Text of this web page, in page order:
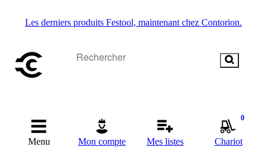
Les derniers produits Festool, maintenant chez Contorion.
Menu Mon compte Mes listes
0
Chariot